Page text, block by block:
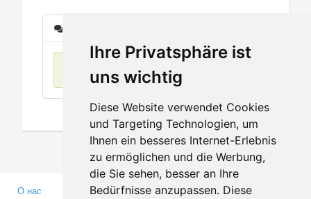
Ihre Privatsphäre ist
uns wichtig
Diese Website verwendet Cookies
und Targeting Technologien, um
Ihnen ein besseres Internet-Erlebnis
zu ermöglichen und die Werbung,
die Sie sehen, besser an Ihre
Bedürfnisse anzupassen. Diese
О нас
Партнерам